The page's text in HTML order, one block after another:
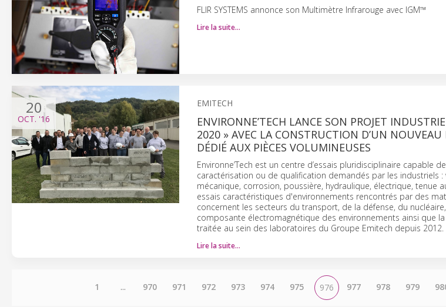
FLIR SYSTEMS annonce son Multimètre Infrarouge avec IGM™
Lire la suite…
20
OCT. '16
EMITECH
ENVIRONNE’TECH LANCE SON PROJET
2020 » AVEC LA CONSTRUCTION D’UN NOUVEAU
DÉDIÉ AUX PIÈCES VOLUMINEUSES
Environne’Tech est un centre d’essais pluridisciplinaire capable
caractérisation ou de qualification demandés par les industriels :
mécanique, corrosion, poussière, hydraulique, électrique, tenue
essais caractéristiques d'environnements rencontrés par des
concernent les secteurs du transport, de la défense, du
composante électromagnétique des environnements ainsi que
traitée au sein des laboratoires du Groupe Emitech depuis 2012.
Lire la suite…
1 ... 970 971 972 973 974 975 976 977 978 979